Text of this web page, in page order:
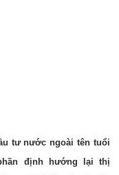
tư nước ngoài tên tuổi
định hướng lại thị